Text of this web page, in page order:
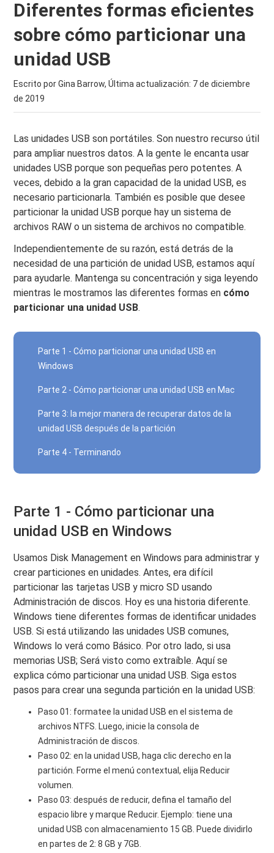
Diferentes formas eficientes
sobre cómo particionar una
unidad USB
Escrito por Gina Barrow, Última actualización: 7 de diciembre
de 2019
Las unidades USB son portátiles. Son nuestro recurso útil
para ampliar nuestros datos. A la gente le encanta usar
unidades USB porque son pequeñas pero potentes. A
veces, debido a la gran capacidad de la unidad USB, es
necesario particionarla. También es posible que desee
particionar la unidad USB porque hay un sistema de
archivos RAW o un sistema de archivos no compatible.
Independientemente de su razón, está detrás de la
necesidad de una partición de unidad USB, estamos aquí
para ayudarle. Mantenga su concentración y siga leyendo
mientras le mostramos las diferentes formas en cómo
particionar una unidad USB.
Parte 1 - Cómo particionar una unidad USB en
Windows
Parte 2 - Cómo particionar una unidad USB en Mac
Parte 3: la mejor manera de recuperar datos de la
unidad USB después de la partición
Parte 4 - Terminando
Parte 1 - Cómo particionar una
unidad USB en Windows
Usamos Disk Management en Windows para administrar y
crear particiones en unidades. Antes, era difícil
particionar las tarjetas USB y micro SD usando
Administración de discos. Hoy es una historia diferente.
Windows tiene diferentes formas de identificar unidades
USB. Si está utilizando las unidades USB comunes,
Windows lo verá como Básico. Por otro lado, si usa
memorias USB; Será visto como extraíble. Aquí se
explica cómo particionar una unidad USB. Siga estos
pasos para crear una segunda partición en la unidad USB:
Paso 01: formatee la unidad USB en el sistema de
archivos NTFS. Luego, inicie la consola de
Administración de discos.
Paso 02: en la unidad USB, haga clic derecho en la
partición. Forme el menú contextual, elija Reducir
volumen.
Paso 03: después de reducir, defina el tamaño del
espacio libre y marque Reducir. Ejemplo: tiene una
unidad USB con almacenamiento 15 GB. Puede dividirlo
en partes de 2: 8 GB y 7GB.